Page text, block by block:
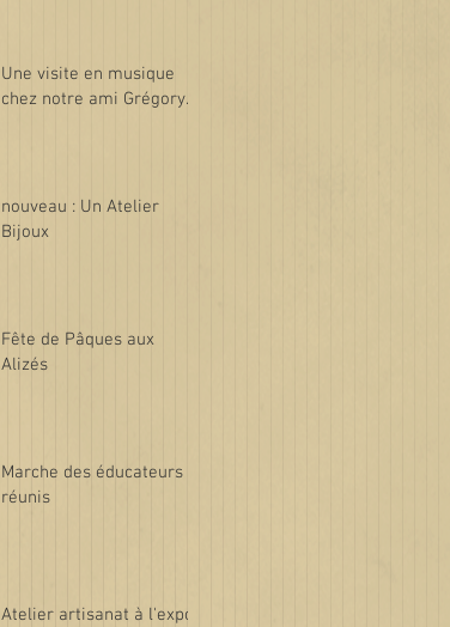
Une visite en musique
chez notre ami Grégory.
nouveau : Un Atelier
Bijoux
Fête de Pâques aux
Alizés
Marche des éducateurs
réunis
Atelier artisanat à l'expo